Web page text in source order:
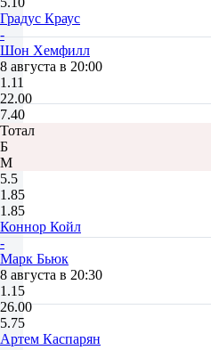
Градус Краус
-
Шон Хемфилл
8 августа в 20:00
1.11
22.00
7.40
Тотал
Б
М
5.5
1.85
1.85
Коннор Койл
-
Марк Бьюк
8 августа в 20:30
1.15
26.00
5.75
Артем Каспарян